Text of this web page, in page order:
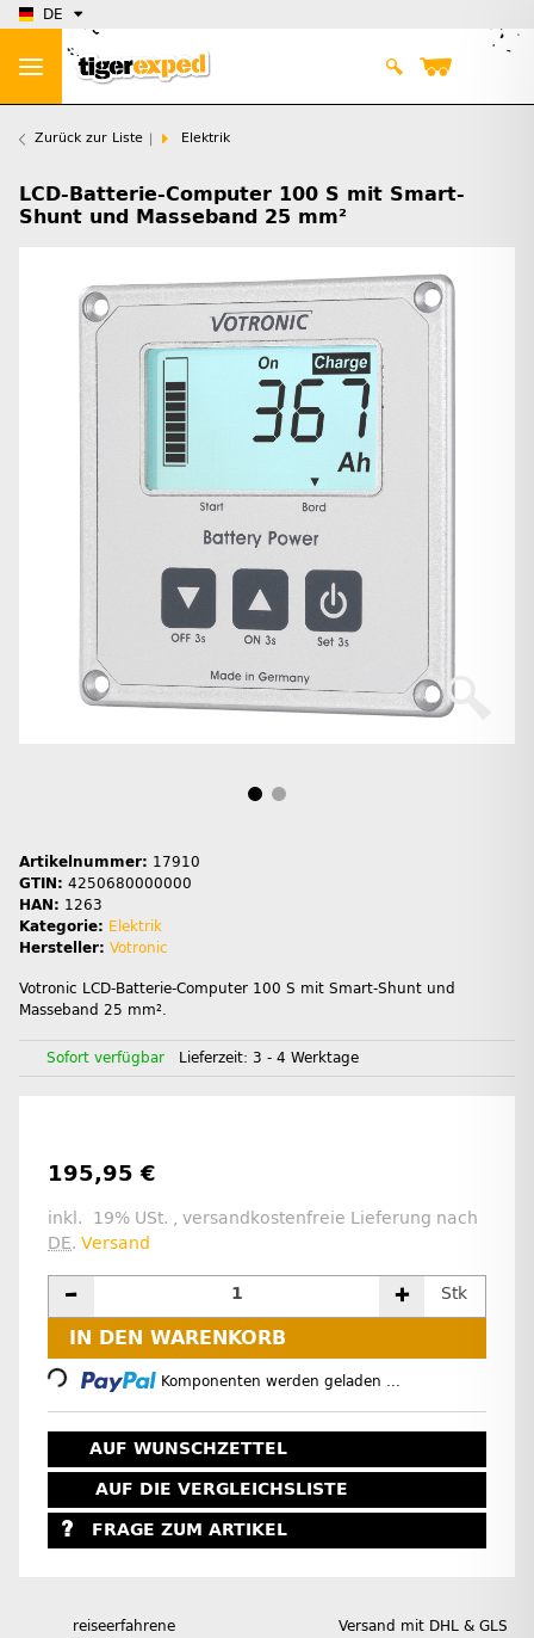
DE
Zurück zur Liste Elektrik
LCD-Batterie-Computer 100 S mit Smart-
Shunt und Masseband 25 mm²
Artikelnummer: 17910
GTIN: 4250680000000
HAN: 1263
Kategorie: Elektrik
Hersteller: Votronic
Votronic LCD-Batterie-Computer 100 S mit Smart-Shunt und
Masseband 25 mm².
Sofort verfügbar Lieferzeit: 3 - 4 Werktage
195,95 €
inkl. 19% USt. , versandkostenfreie Lieferung nach
DE. Versand
Stk
IN DEN WARENKORB
Loading... Komponenten werden geladen ...
AUF WUNSCHZETTEL
AUF DIE VERGLEICHSLISTE
FRAGE ZUM ARTIKEL
reiseerfahrene
Versand mit DHL & GLS